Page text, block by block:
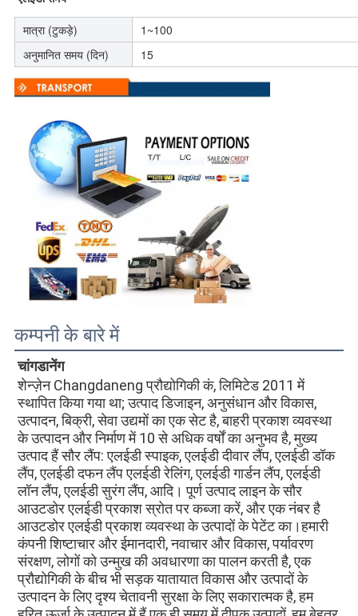
मात्रा (टुकड़े)
1~100
अनुमानित समय (दिन)
15
कम्पनी के बारे में
चांगडानेंग
शेन्ज़ेन Changdaneng प्रौद्योगिकी कं, लिमिटेड 2011 में
स्थापित किया गया था; उत्पाद डिजाइन, अनुसंधान और विकास,
उत्पादन, बिक्री, सेवा उद्यमों का एक सेट है, बाहरी प्रकाश व्यवस्था
के उत्पादन और निर्माण में 10 से अधिक वर्षों का अनुभव है, मुख्य
उत्पाद हैं सौर लैंप: एलईडी स्पाइक, एलईडी दीवार लैंप, एलईडी डॉक
लैंप, एलईडी दफन लैंप एलईडी रेलिंग, एलईडी गार्डन लैंप, एलईडी
लॉन लैंप, एलईडी सुरंग लैंप, आदि। पूर्ण उत्पाद लाइन के सौर
आउटडोर एलईडी प्रकाश स्रोत पर कब्जा करें, और एक नंबर है
आउटडोर एलईडी प्रकाश व्यवस्था के उत्पादों के पेटेंट का।हमारी
कंपनी शिष्टाचार और ईमानदारी, नवाचार और विकास, पर्यावरण
संरक्षण, लोगों को उन्मुख की अवधारणा का पालन करती है, एक
प्रौद्योगिकी के बीच भी सड़क यातायात विकास और उत्पादों के
उत्पादन के लिए दृश्य चेतावनी सुरक्षा के लिए सकारात्मक है, हम